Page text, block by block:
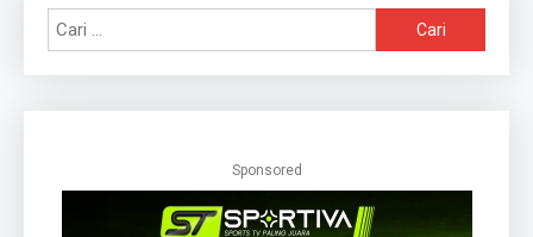
untuk:
Sponsored